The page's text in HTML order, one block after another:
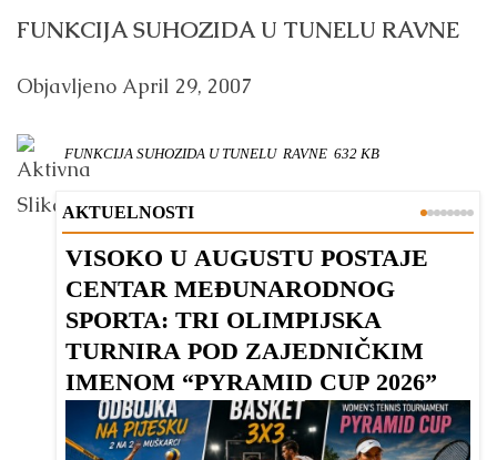
FUNKCIJA SUHOZIDA U TUNELU RAVNE
Objavljeno April 29, 2007
FUNKCIJA SUHOZIDA U TUNELU RAVNE 632 KB
AKTUELNOSTI
VISOKO U AUGUSTU POSTAJE
CENTAR MEĐUNARODNOG
SPORTA: TRI OLIMPIJSKA
TURNIRA POD ZAJEDNIČKIM
IMENOM “PYRAMID CUP 2026”